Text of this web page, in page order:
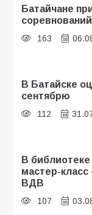
Батайчане
соревнований
163
В Батайске
сентябрю
112
В
мастер-
ВДВ
107